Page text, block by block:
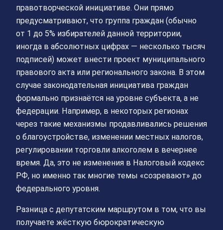
правотворческой инициативе. Они прямо
предусматривают, что группа граждан (обычно
от 1 до 5% избирателей данной территории,
иногда в абсолютных цифрах — несколько тысяч
подписей) может внести проект муниципального
правового акта или регионального закона. В этом
случае законодательная инициатива граждан
формально признаётся на уровне субъекта, а не
федерации. Например, в некоторых регионах
через такие механизмы продавливались решения
о благоустройстве, изменении местных налогов,
регулировании торговли алкоголем в вечернее
время. Да, это не изменения в Налоговый кодекс
РФ, но именно так многие темы «созревают» до
федерального уровня.
Разница с депутатским маршрутом в том, что вы
получаете жёсткую бюрократическую